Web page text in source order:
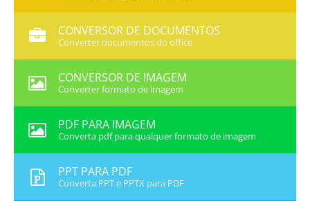
CONVERSOR DE DOCUMENTOS
Converter documentos do office
CONVERSOR DE IMAGEM
Converter formato de imagem
PDF PARA IMAGEM
Converta pdf para qualquer formato de imagem
PPT PARA PDF
Converta PPT e PPTX para PDF